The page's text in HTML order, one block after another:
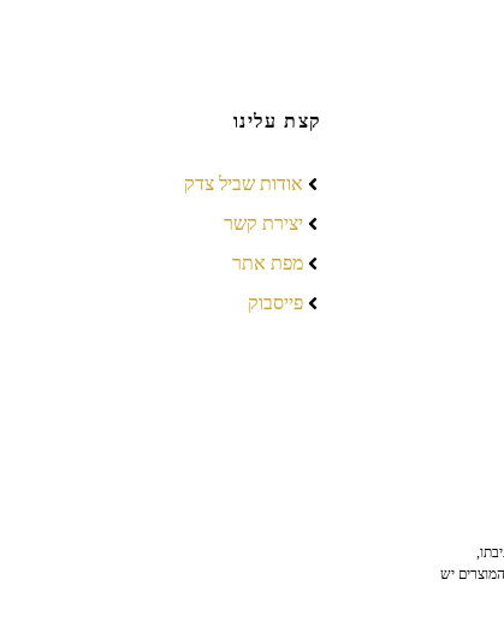
קצת עלינו
אודות שביל צדק
יצירת קשר
מפת אתר
פייסבוק
יש